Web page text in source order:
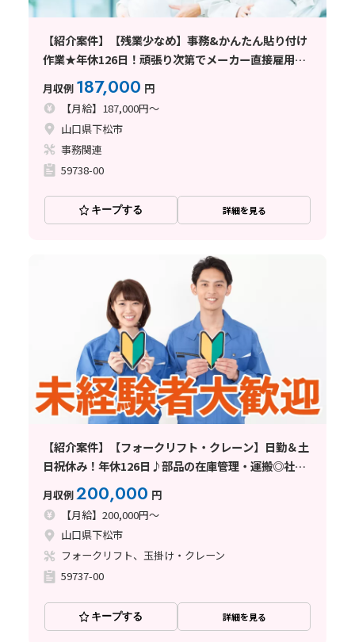
【紹介案件】【残業少なめ】事務&かんたん貼り付け
作業★年休126日！頑張り次第でメーカー直接雇用の
チャンス！
月収例 187,000 円
【月給】187,000円～
山口県下松市
事務関連
59738-00
キープする 詳細を見る
【紹介案件】【フォークリフト・クレーン】日勤＆土
日祝休み！年休126日♪部品の在庫管理・運搬◎社宅
費補助あり★
月収例200,000 円
【月給】200,000円～
山口県下松市
フォークリフト、玉掛け・クレーン
59737-00
キープする 詳細を見る